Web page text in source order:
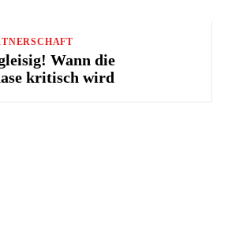
Wann die
kritisch wird